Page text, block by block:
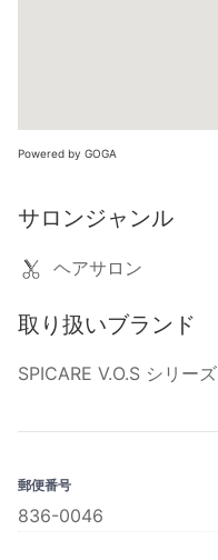
Powered by GOGA
サロンジャンル
ヘアサロン
取り扱いブランド
SPICARE V.O.S シリーズ
郵便番号
836-0046